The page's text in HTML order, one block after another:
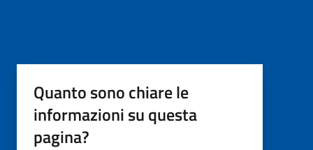
Quanto sono chiare le
informazioni su questa
pagina?